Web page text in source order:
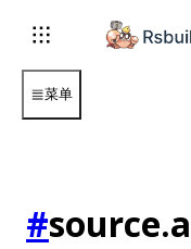
菜单
#